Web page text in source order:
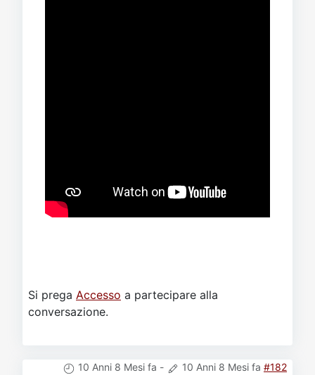
Si prega Accesso a partecipare alla
conversazione.
10 Anni 8 Mesi fa - 10 Anni 8 Mesi fa #182